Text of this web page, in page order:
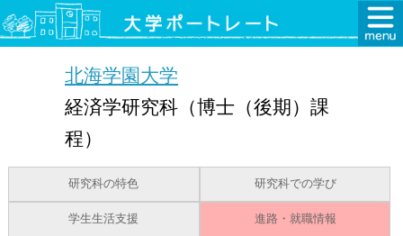
北海学園大学
経済学研究科（博士（後期）課
程）
研究科の特色 研究科での学び
学生生活支援 進路・就職情報